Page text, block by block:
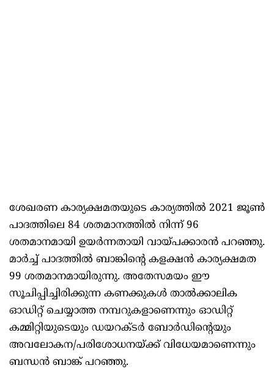
ശേഖരണ കാര്യക്ഷമതയുടെ കാര്യത്തിൽ 2021 ജൂൺ
പാദത്തിലെ 84 ശതമാനത്തിൽ നിന്ന് 96
ശതമാനമായി ഉയർന്നതായി വായ്പക്കാരൻ പറഞ്ഞു.
മാർച്ച് പാദത്തിൽ ബാങ്കിന്റെ കളക്ഷൻ കാര്യക്ഷമത
99 ശതമാനമായിരുന്നു. അതേസമയം ഈ
സൂചിപ്പിച്ചിരിക്കുന്ന കണക്കുകൾ താൽക്കാലിക
ഓഡിറ്റ് ചെയ്യാത്ത നമ്പറുകളാണെന്നും ഓഡിറ്റ്
കമ്മിറ്റിയുടെയും ഡയറക്ടർ ബോർഡിന്റെയും
അവലോകന/പരിശോധനയ്ക്ക് വിധേയമാണെന്നും
ബന്ധൻ ബാങ്ക് പറഞ്ഞു.